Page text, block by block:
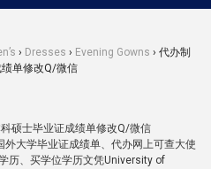
› Dresses › Evening Gowns › 代办制
单修改Q/微信
硕士毕业证成绩单修改Q/微信
大学毕业证成绩单、代办网上可查大使
历、买学位学历文凭University of